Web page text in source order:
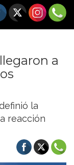
a
la
reacción